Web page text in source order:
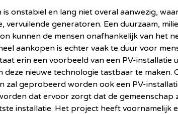
onstabiel en lang niet overal aanwezig,
generatoren. Een duurzaam,
kunnen de mensen onafhankelijk van het
aankopen is echter vaak te duur voor
erin een voorbeeld van een PV-installatie
deze nieuwe technologie tastbaar te maken.
zal geprobeerd worden ook een PV-
dat ervoor zorgt dat de gemeenschap
installatie. Het project heeft voornamelijk